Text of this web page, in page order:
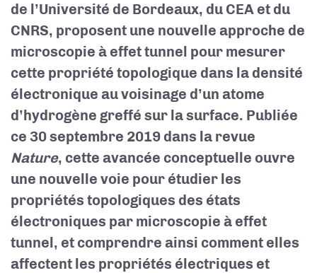
de l’Université de Bordeaux, du CEA et du
CNRS, proposent une nouvelle approche de
microscopie à effet tunnel pour mesurer
cette propriété topologique dans la densité
électronique au voisinage d’un atome
d’hydrogène greffé sur la surface. Publiée
ce 30 septembre 2019 dans la revue
Nature, cette avancée conceptuelle ouvre
une nouvelle voie pour étudier les
propriétés topologiques des états
électroniques par microscopie à effet
tunnel, et comprendre ainsi comment elles
affectent les propriétés électriques et